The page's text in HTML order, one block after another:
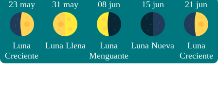
23 may
Luna
Creciente
31 may
Luna Llena
08 jun
Luna
Menguante
15 jun
Luna Nueva
21 jun
Luna
Creciente